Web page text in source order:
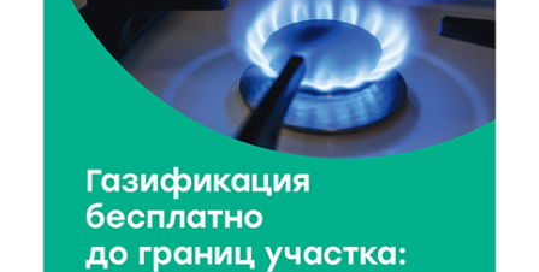
отрасли
7 Авг 2026 18:10 181
Зарядка со стражем порядка объединила детей в
7 Авг 2026 18:02 399
В Нило-Столобенской пустыни началась